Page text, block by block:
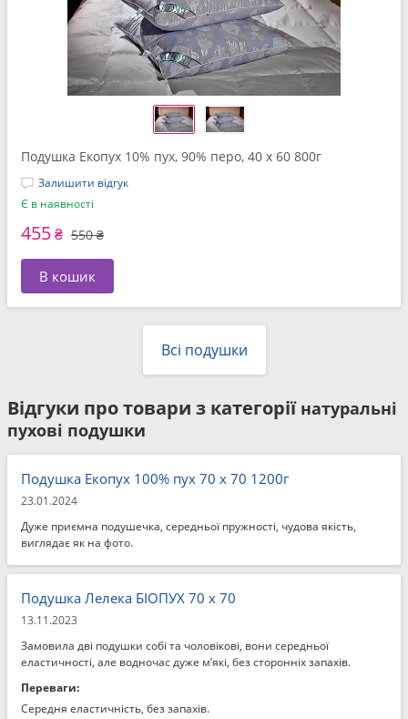
Подушка Екопух 10% пух, 90% перо, 40 x 60 800г
Залишити відгук
Є в наявності
455₴ 550 ₴
В кошик
Всі подушки
Відгуки про товари з категорії натуральні
пухові подушки
Подушка Екопух 100% пух 70 x 70 1200г
23.01.2024
Дуже приємна подушечка, середньої пружності, чудова якість,
виглядає як на фото.
Подушка Лелека БІОПУХ 70 x 70
13.11.2023
Замовила дві подушки собі та чоловікові, вони середньої
еластичності, але водночас дуже м’які, без сторонніх запахів.
Переваги:
Середня еластичність, без запахів.